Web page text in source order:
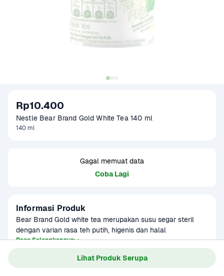
Lihat Produk Serupa
Rp10.400
Nestle Bear Brand Gold White Tea 140 ml
140 ml
Gagal memuat data
Coba Lagi
Informasi Produk
Bear Brand Gold white tea merupakan susu segar steril
dengan varian rasa teh putih, higenis dan halal
Baca Selengkapnya
Kategori Susu & Olahan